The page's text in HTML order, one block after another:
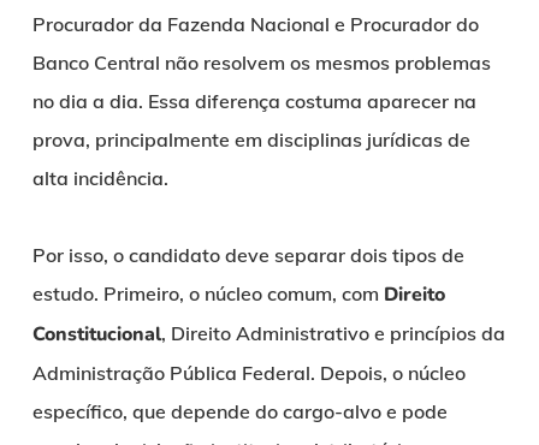
Procurador da Fazenda Nacional e Procurador do
Banco Central não resolvem os mesmos problemas
no dia a dia. Essa diferença costuma aparecer na
prova, principalmente em disciplinas jurídicas de
alta incidência.
Por isso, o candidato deve separar dois tipos de
estudo. Primeiro, o núcleo comum, com Direito
Constitucional, Direito Administrativo e princípios da
Administração Pública Federal. Depois, o núcleo
específico, que depende do cargo-alvo e pode